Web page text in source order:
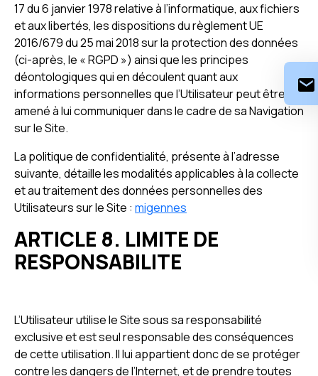
17 du 6 janvier 1978 relative à l’informatique, aux fichiers
et aux libertés, les dispositions du règlement UE
2016/679 du 25 mai 2018 sur la protection des données
(ci-après, le « RGPD ») ainsi que les principes
déontologiques qui en découlent quant aux
informations personnelles que l’Utilisateur peut être
amené à lui communiquer dans le cadre de sa Navigation
sur le Site.
La politique de confidentialité, présente à l’adresse
suivante, détaille les modalités applicables à la collecte
et au traitement des données personnelles des
Utilisateurs sur le Site : migennes
ARTICLE 8. LIMITE DE
RESPONSABILITE
L’Utilisateur utilise le Site sous sa responsabilité
exclusive et est seul responsable des conséquences
de cette utilisation. Il lui appartient donc de se protéger
contre les dangers de l’Internet, et de prendre toutes